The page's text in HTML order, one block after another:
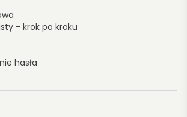
- krok po kroku
hasła